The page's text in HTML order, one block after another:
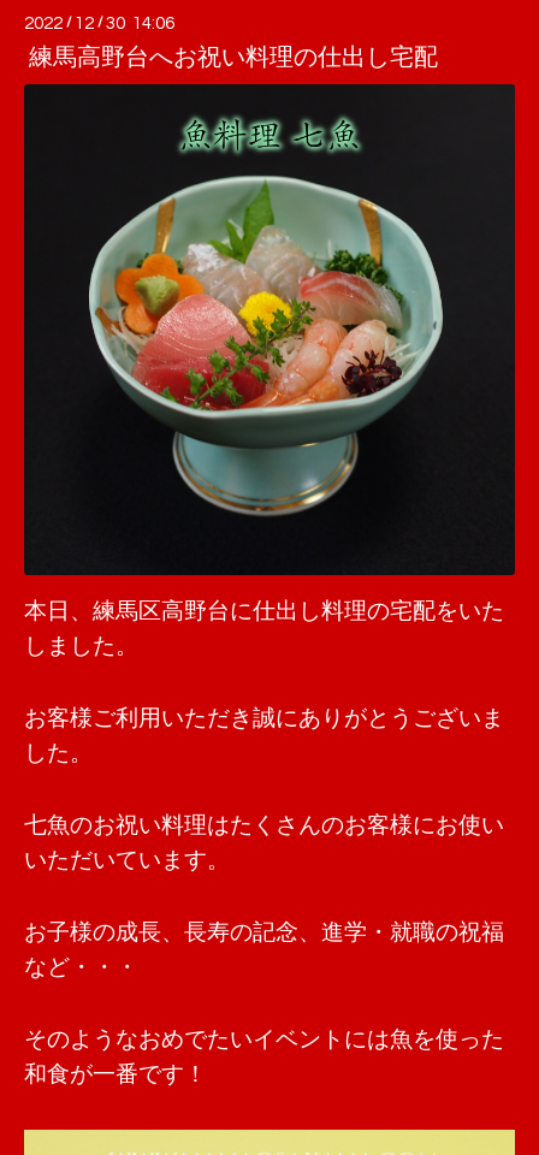
2022 / 12 /30 14:06
練馬高野台へお祝い料理の仕出し宅配
本日、練馬区高野台に仕出し料理の宅配をいた
しました。
お客様ご利用いただき誠にありがとうございま
した。
七魚のお祝い料理はたくさんのお客様にお使い
いただいています。
お子様の成長、長寿の記念、進学・就職の祝福
など・・・
そのようなおめでたいイベントには魚を使った
和食が一番です！